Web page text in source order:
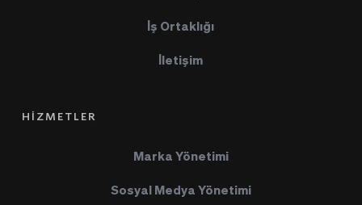
İş Ortaklığı
İletişim
HİZMETLER
Marka Yönetimi
Sosyal Medya Yönetimi